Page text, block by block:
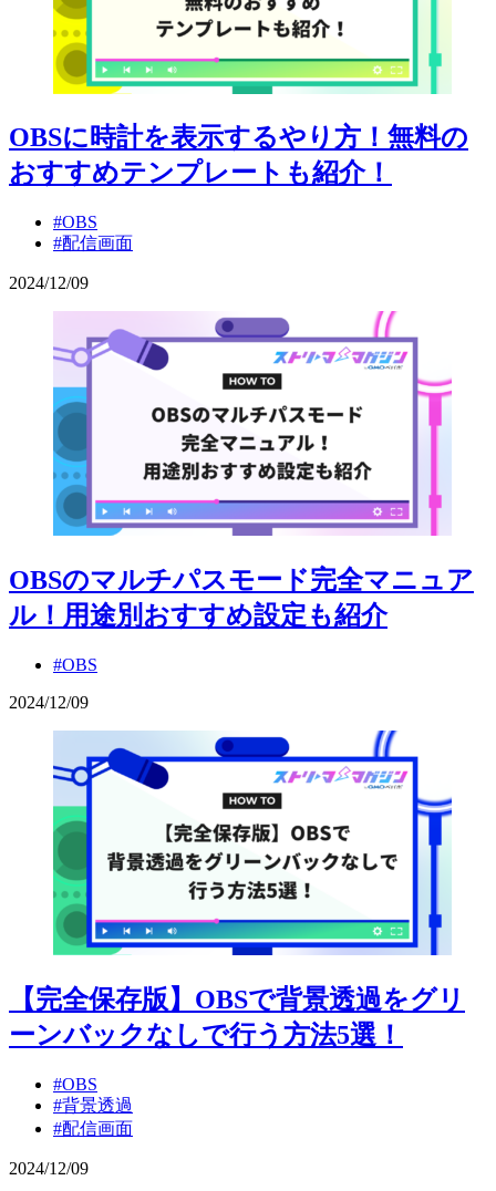
OBSに時計を表示するやり方！無料の
おすすめテンプレートも紹介！
#OBS
#配信画面
2024/12/09
OBSのマルチパスモード完全マニュア
ル！用途別おすすめ設定も紹介
#OBS
2024/12/09
【完全保存版】OBSで背景透過をグリ
ーンバックなしで行う方法5選！
#OBS
#背景透過
#配信画面
2024/12/09